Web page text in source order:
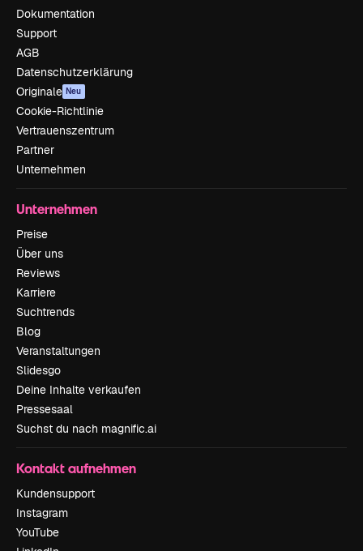
Dokumentation
Support
AGB
Datenschutzerklärung
Originale Neu
Cookie-Richtlinie
Vertrauenszentrum
Partner
Unternehmen
Unternehmen
Preise
Über uns
Reviews
Karriere
Suchtrends
Blog
Veranstaltungen
Slidesgo
Deine Inhalte verkaufen
Pressesaal
Suchst du nach magnific.ai
Kontakt aufnehmen
Kundensupport
Instagram
YouTube